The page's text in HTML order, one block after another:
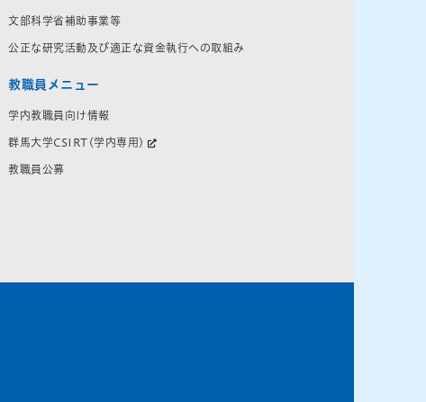
文部科学省補助事業等
公正な研究活動及び適正な資金執行への取組み
教職員メニュー
学内教職員向け情報
群馬大学CSIRT(学内専用)
教職員公募